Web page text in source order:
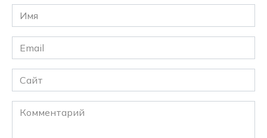
Имя
*
Email
*
Сайт
Комментарий